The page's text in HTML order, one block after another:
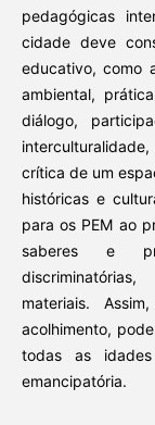
pedagógicas
cidade deve
educativo, como
ambiental,
diálogo,
crítica de um
históricas e
para os PEM ao
saberes e
materiais.
acolhimento,
todas as
emancipatória.